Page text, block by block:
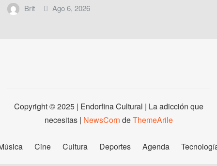
Brit Ago 6, 2026
Copyright © 2025 | Endorfina Cultural | La adicción que
necesitas | NewsCorn deThemeArile
Cine Cultura Deportes Agenda